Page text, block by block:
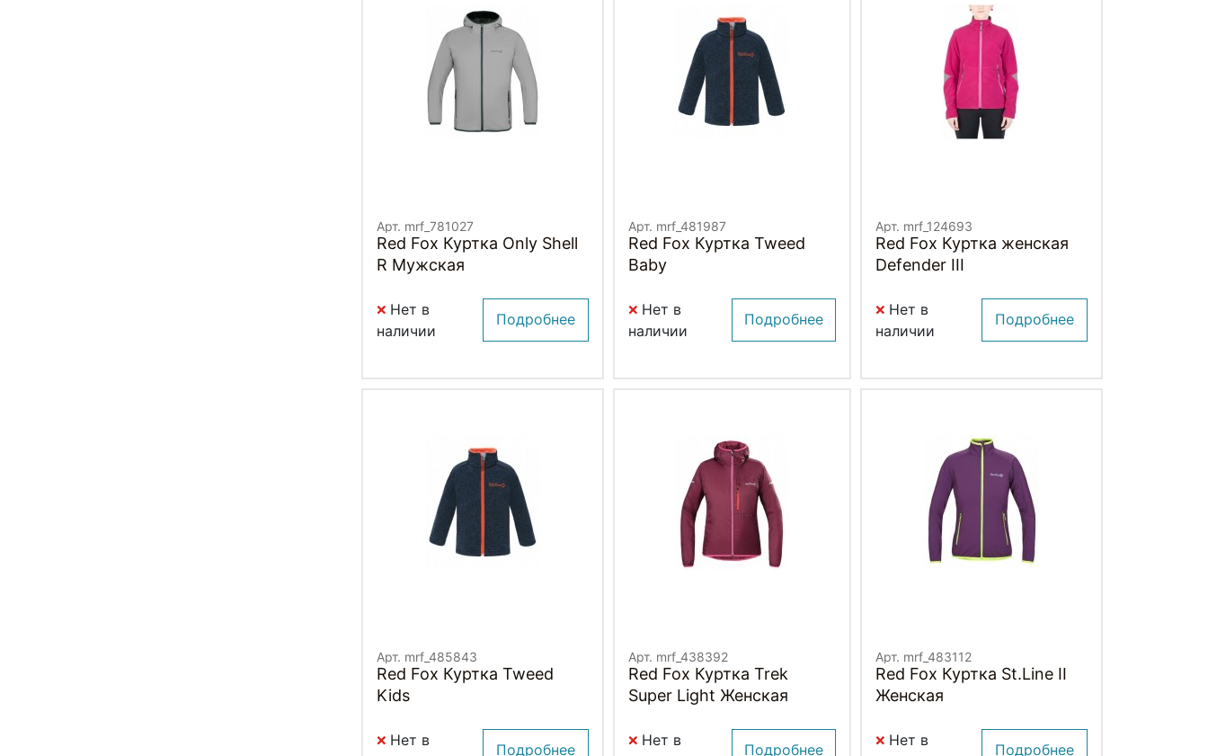
Арт. mrf_781027
Red Fox Куртка Only Shell
R Мужская
Нет в
наличии
Подробнее
Арт. mrf_481987
Red Fox Куртка Tweed
Baby
Нет в
наличии
Подробнее
Арт. mrf_124693
Red Fox Куртка женская
Defender III
Нет в
наличии
Подробнее
Арт. mrf_485843
Red Fox Куртка Tweed
Kids
Нет в
Подробнее
Арт. mrf_438392
Red Fox Куртка Trek
Super Light Женская
Нет в
Подробнее
Арт. mrf_483112
Red Fox Куртка St.Line II
Женская
Нет в
Подробнее